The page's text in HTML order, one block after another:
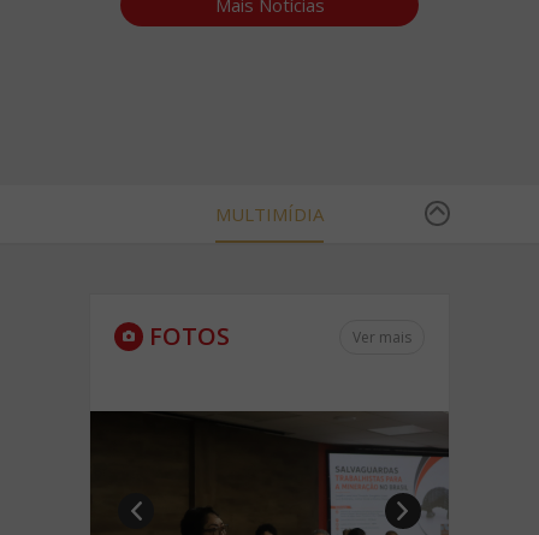
Mais Notícias
MULTIMÍDIA
FOTOS Ver mais